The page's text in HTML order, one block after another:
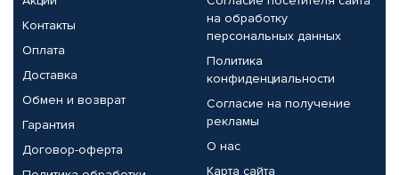
Контакты
Оплата
Доставка
Обмен и возврат
Гарантия
Договор-оферта
на обработку
персональных данных
Политика
конфиденциальности
Согласие на получение
рекламы
О нас
Карта сайта